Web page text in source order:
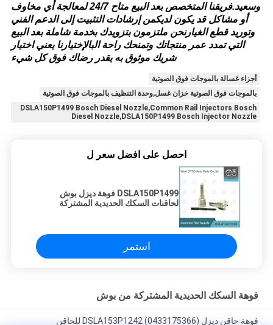
وسعيد.فريقنا المتخصص بعد البيع متاح 24/7 لمعالجة أي مخاوف
أو مشاكل قد يكون لديكمن إرشادات التثبيت إلى الدعم الفني
وتوريد قطع الغيارنحن ملتزمون بتزويدك بخدمة شاملة بعد البيع
التي تمدد عمر منتجاتك وتمنحك راحة البالإختيارنا يعني اختيار
شريك موثوق به يقدر رضاك فوق كل شيء
أجزاء غسالة بالموجات فوق الصوتية
بالموجات فوق الصوتية خزان غسل,وحدة التنظيف بالموجات فوق الصوتية
DSLA150P1499 Bosch Diesel Nozzle,Common Rail Injectors Bosch
Diesel Nozzle,DSLA150P1499 Bosch Injector Nozzle
احصل على افضل سعر ل
DSLA150P1499 فوهة ديزل بوش
لحاقنات السكك الحديدية المشتركة
استمر
فوهة السكك الحديدية المشتركة من بوش
فوهة حاقن ديزل DSLA153P1242 (0433175366) للحاقن